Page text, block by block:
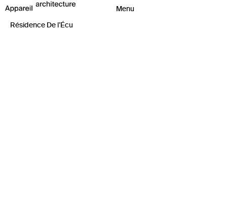
Résidence De l’Écu